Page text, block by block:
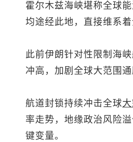
霍尔木兹海峡堪称全球
均途经此地，直接维系着
此前伊朗针对性限制海
冲高，加剧全球大范围通
航道封锁持续冲击全球
率走势，地缘政治风险
键变量。